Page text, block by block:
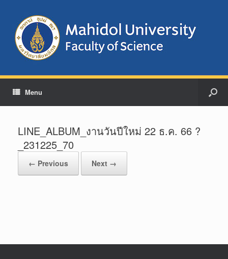
Menu
LINE_ALBUM_งานวันปีใหม่ 22 ธ.ค. 66 ?
_231225_70
← Previous Next →